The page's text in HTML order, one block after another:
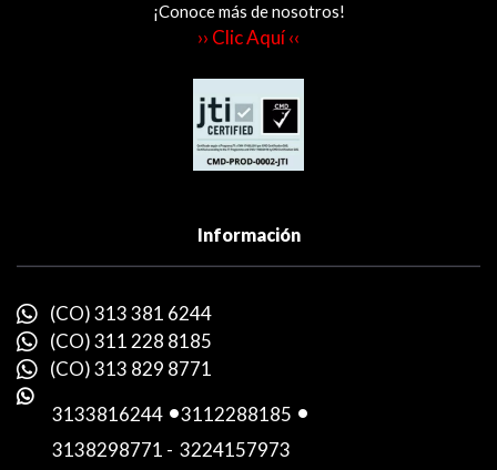
¡Conoce más de nosotros!
›› Clic Aquí ‹‹
Información
(CO) 313 381 6244
(CO) 311 228 8185
(CO) 313 829 8771
3133816244 -3112288185 -
3138298771 - 3224157973